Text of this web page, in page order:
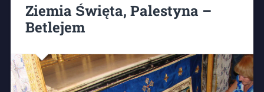
Ziemia Święta, Palestyna –
Betlejem